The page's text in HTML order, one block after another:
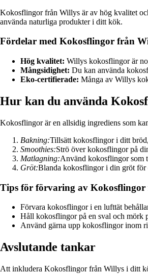
Kokosflingor från Willys är av hög kvalitet
använda naturliga produkter i ditt kök.
Fördelar med Kokosflingor från
Hög kvalitet: Willys kokosflingor är
Mångsidighet: Du kan använda
Eko-certifierade: Många av Willys
Hur kan du använda
Kokosflingor är en allsidig ingrediens som
Bakning:Tillsätt kokosflingor i ditt
Smoothies:Strö över kokosflingor på
Matlagning:Använd kokosflingor som
Gröt:Blanda kokosflingor i din gröt
Tips för förvaring av
Förvara kokosflingor i en lufttät
Håll kokosflingor på en sval och mörk
Använd gärna upp kokosflingor inom
Avslutande tankar
Att inkludera Kokosflingor från Willys i ditt